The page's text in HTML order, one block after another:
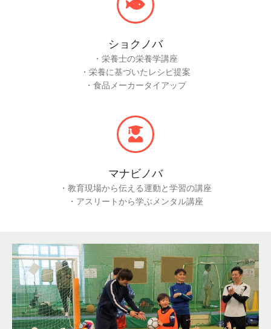
ショクノバ
・栄養士の栄養学講座
・栄養に基づいたレシピ提案
・食品メーカータイアップ
マナビノバ
・教育現場から伝える運動と学習の講座
・アスリートから学ぶメンタル講座